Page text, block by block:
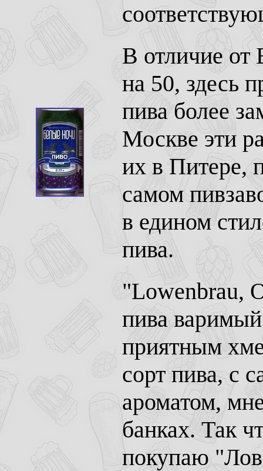
В отличие от
на 50, здесь
пива более
Москве эти
их в Питере,
самом
в едином
пива.
"Lowenbrau,
пива
приятным
сорт пива, с
ароматом,
банках. Так
покупаю